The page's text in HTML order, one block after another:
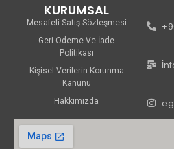
KURUMSAL
Mesafeli Satış Sözleşmesi
Geri Ödeme Ve İade
Politikası
Kişisel Verilerin Korunma
Kanunu
Hakkımızda